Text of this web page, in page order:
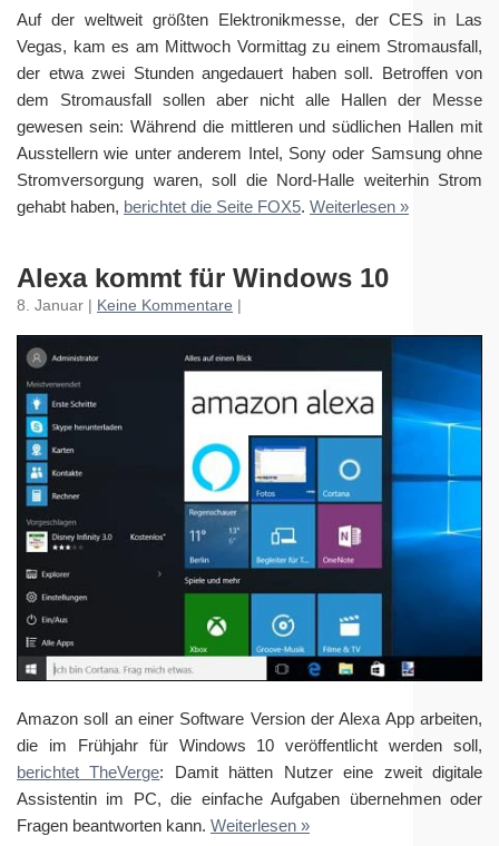
Auf der weltweit größten Elektronikmesse, der CES in Las
Vegas, kam es am Mittwoch Vormittag zu einem Stromausfall,
der etwa zwei Stunden angedauert haben soll. Betroffen von
dem Stromausfall sollen aber nicht alle Hallen der Messe
gewesen sein: Während die mittleren und südlichen Hallen mit
Ausstellern wie unter anderem Intel, Sony oder Samsung ohne
Stromversorgung waren, soll die Nord-Halle weiterhin Strom
gehabt haben, berichtet die Seite FOX5. Weiterlesen »
Alexa kommt für Windows 10
8. Januar | Keine Kommentare
Amazon soll an einer Software Version der Alexa App arbeiten,
die im Frühjahr für Windows 10 veröffentlicht werden soll,
berichtet TheVerge: Damit hätten Nutzer eine zweit digitale
Assistentin im PC, die einfache Aufgaben übernehmen oder
Fragen beantworten kann. Weiterlesen »